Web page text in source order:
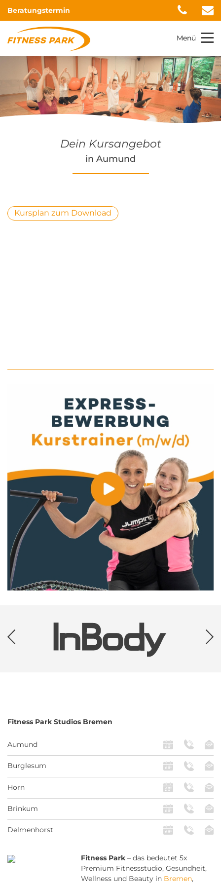
Beratungstermin
Menü
Dein Kursangebot
in Aumund
Kursplan zum Download
Fitness Park Studios Bremen
Aumund
Burglesum
Horn
Brinkum
Delmenhorst
Fitness Park – das bedeutet 5x
Premium Fitnessstudio, Gesundheit,
Wellness und Beauty in Bremen,